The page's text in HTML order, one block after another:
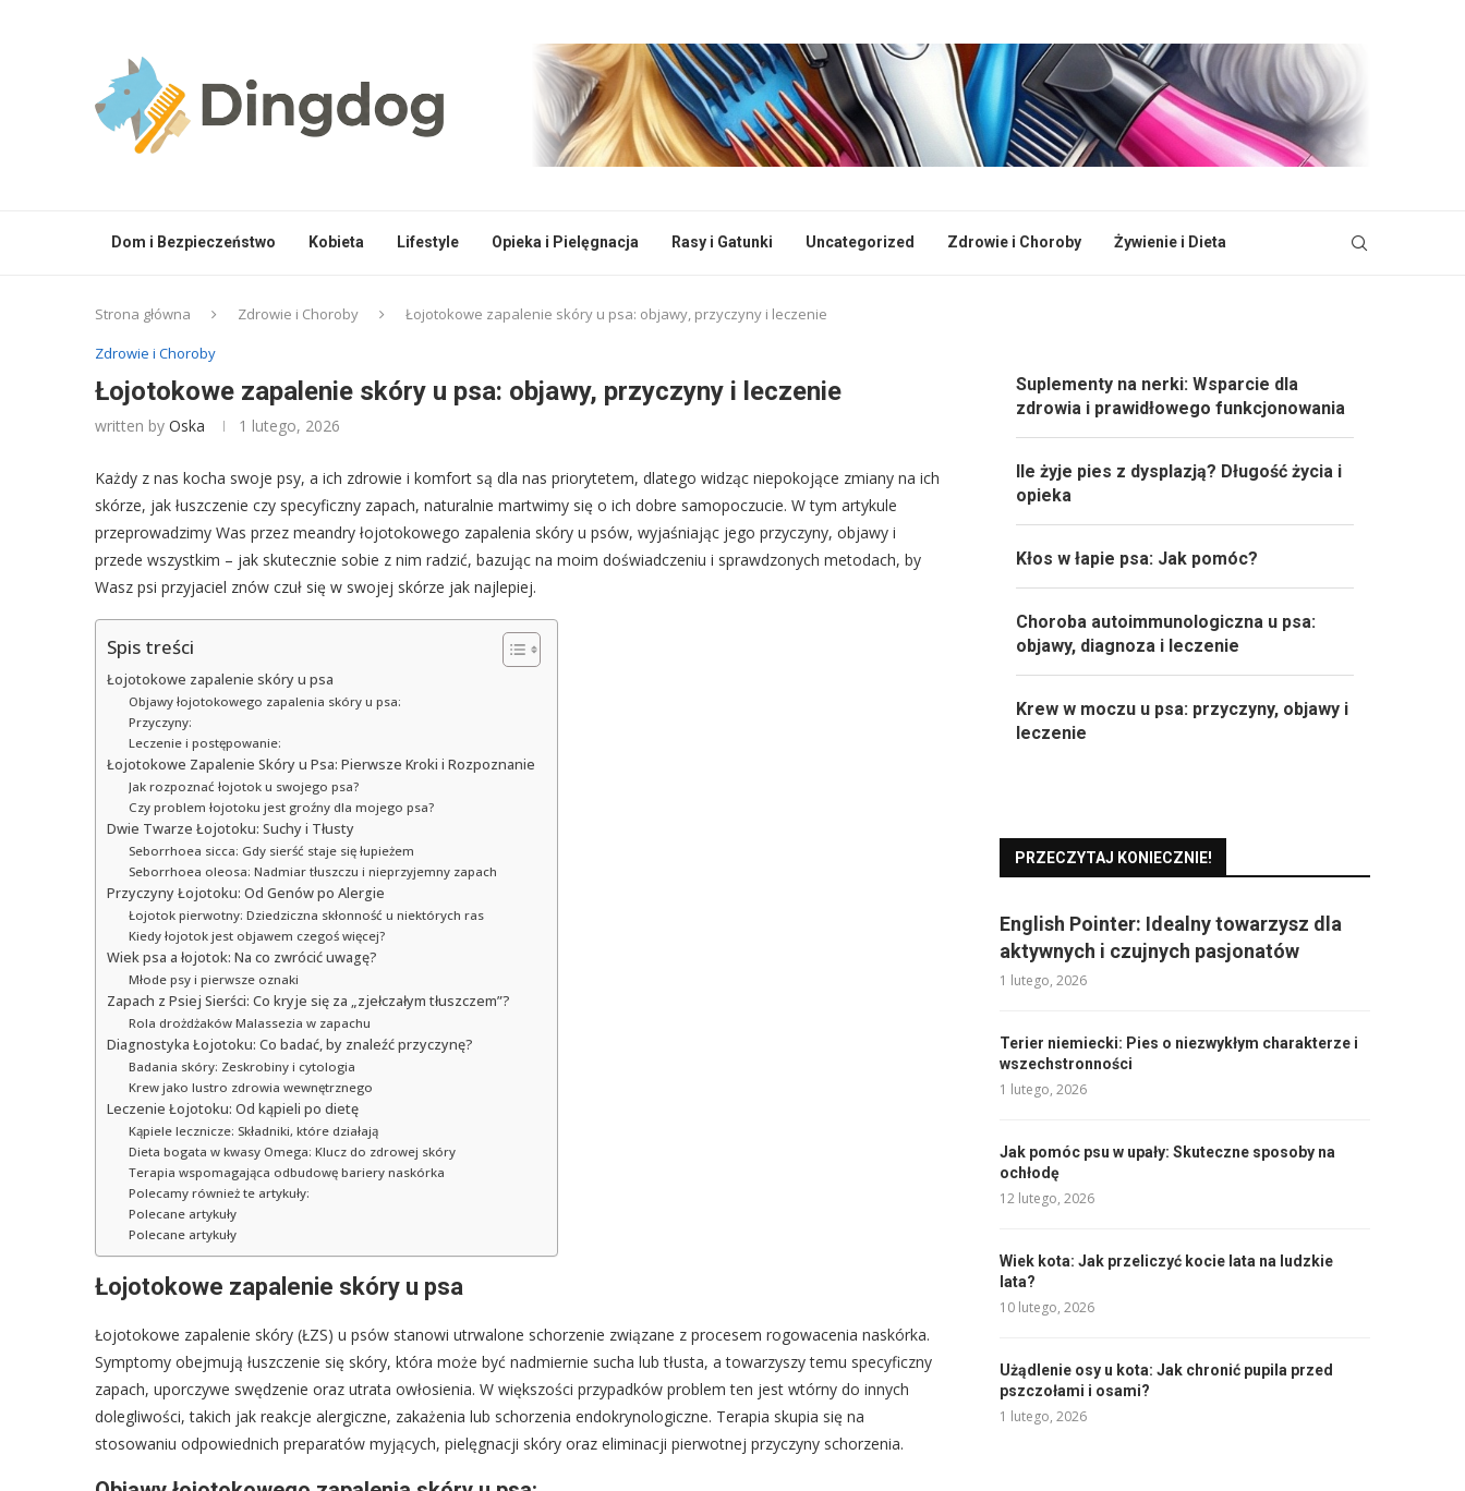
Dom i Bezpieczeństwo Kobieta Lifestyle Opieka i Pielęgnacja Rasy i Gatunki Uncategorized Zdrowie i Choroby Żywienie i Dieta
Strona główna Zdrowie i Choroby
Łojotokowe zapalenie skóry u psa: objawy, przyczyny i leczenie
Zdrowie i Choroby
Łojotokowe zapalenie skóry u psa: objawy, przyczyny i leczenie
written by Oska 1 lutego, 2026
Każdy z nas kocha swoje psy, a ich zdrowie i komfort są dla nas priorytetem, dlatego widząc niepokojące zmiany na ich
skórze, jak łuszczenie czy specyficzny zapach, naturalnie martwimy się o ich dobre samopoczucie. W tym artykule
przeprowadzimy Was przez meandry łojotokowego zapalenia skóry u psów, wyjaśniając jego przyczyny, objawy i
przede wszystkim – jak skutecznie sobie z nim radzić, bazując na moim doświadczeniu i sprawdzonych metodach, by
Wasz psi przyjaciel znów czuł się w swojej skórze jak najlepiej.
Spis treści
Łojotokowe zapalenie skóry u psa
Objawy łojotokowego zapalenia skóry u psa:
Przyczyny:
Leczenie i postępowanie:
Łojotokowe Zapalenie Skóry u Psa: Pierwsze Kroki i Rozpoznanie
Jak rozpoznać łojotok u swojego psa?
Czy problem łojotoku jest groźny dla mojego psa?
Dwie Twarze Łojotoku: Suchy i Tłusty
Seborrhoea sicca: Gdy sierść staje się łupieżem
Seborrhoea oleosa: Nadmiar tłuszczu i nieprzyjemny zapach
Przyczyny Łojotoku: Od Genów po Alergie
Łojotok pierwotny: Dziedziczna skłonność u niektórych ras
Kiedy łojotok jest objawem czegoś więcej?
Wiek psa a łojotok: Na co zwrócić uwagę?
Młode psy i pierwsze oznaki
Zapach z Psiej Sierści: Co kryje się za „zjełczałym tłuszczem”?
Rola drożdżaków Malassezia w zapachu
Diagnostyka Łojotoku: Co badać, by znaleźć przyczynę?
Badania skóry: Zeskrobiny i cytologia
Krew jako lustro zdrowia wewnętrznego
Leczenie Łojotoku: Od kąpieli po dietę
Kąpiele lecznicze: Składniki, które działają
Dieta bogata w kwasy Omega: Klucz do zdrowej skóry
Terapia wspomagająca odbudowę bariery naskórka
Polecamy również te artykuły:
Polecane artykuły
Polecane artykuły
Łojotokowe zapalenie skóry u psa
Łojotokowe zapalenie skóry (ŁZS) u psów stanowi utrwalone schorzenie związane z procesem rogowacenia naskórka.
Symptomy obejmują łuszczenie się skóry, która może być nadmiernie sucha lub tłusta, a towarzyszy temu specyficzny
zapach, uporczywe swędzenie oraz utrata owłosienia. W większości przypadków problem ten jest wtórny do innych
dolegliwości, takich jak reakcje alergiczne, zakażenia lub schorzenia endokrynologiczne. Terapia skupia się na
stosowaniu odpowiednich preparatów myjących, pielęgnacji skóry oraz eliminacji pierwotnej przyczyny schorzenia.
Suplementy na nerki: Wsparcie dla
zdrowia i prawidłowego funkcjonowania
Ile żyje pies z dysplazją? Długość życia i
opieka
Kłos w łapie psa: Jak pomóc?
Choroba autoimmunologiczna u psa:
objawy, diagnoza i leczenie
Krew w moczu u psa: przyczyny, objawy i
leczenie
PRZECZYTAJ KONIECZNIE!
English Pointer: Idealny towarzysz dla
aktywnych i czujnych pasjonatów
1 lutego, 2026
Terier niemiecki: Pies o niezwykłym charakterze i
wszechstronności
1 lutego, 2026
Jak pomóc psu w upały: Skuteczne sposoby na
ochłodę
12 lutego, 2026
Wiek kota: Jak przeliczyć kocie lata na ludzkie
lata?
10 lutego, 2026
Użądlenie osy u kota: Jak chronić pupila przed
pszczołami i osami?
1 lutego, 2026